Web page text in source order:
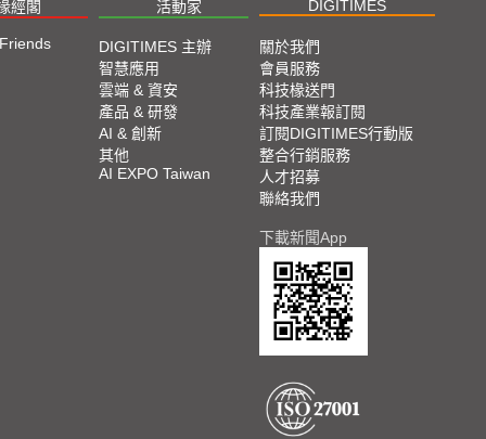
經閣 活動家 DIGITIMES
DIGITIMES 主辦
智慧應用
雲端 & 資安
產品 & 研發
AI & 創新
其他
AI EXPO Taiwan
關於我們
會員服務
科技椽送門
科技產業報訂閱
訂閱DIGITIMES行動版
整合行銷服務
人才招募
聯絡我們
下載新聞App